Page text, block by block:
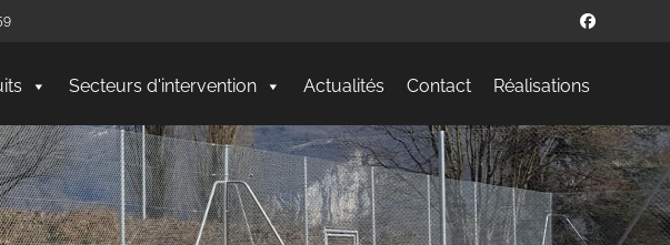
Secteurs d'intervention Actualités Contact Réalisations